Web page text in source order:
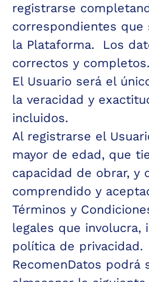
registrarse
correspondientes que
la Plataforma.  Los
correctos y completos.
El Usuario será el
la veracidad y
incluidos.
Al registrarse el
mayor de edad, que
capacidad de obrar, y
comprendido y
Términos y
legales que involucra,
política de privacidad.
RecomenDatos podrá